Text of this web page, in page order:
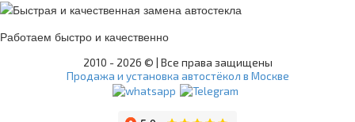
Работаем быстро и качественно
2010 - 2026 © | Все права защищены
Продажа и установка автостёкол в Москве